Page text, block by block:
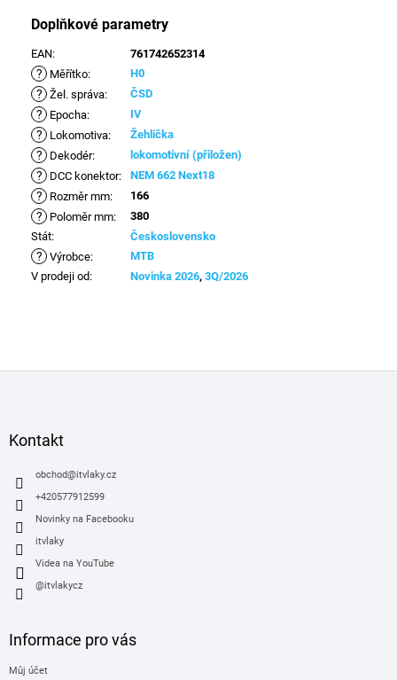
Doplňkové parametry
EAN: 761742652314
? Měřítko: H0
? Žel. správa: ČSD
? Epocha: IV
? Lokomotiva: Žehlička
? Dekodér: lokomotivní (přiložen)
? DCC konektor: NEM 662 Next18
? Rozměr mm: 166
? Poloměr mm:
380
Stát: Československo
? Výrobce:
MTB
V prodeji od: Novinka 2026, 3Q/2026
Kontakt
obchod@itvlaky.cz
+420577912599
Novinky na Facebooku
itvlaky
Videa na YouTube
@itvlakycz
Informace pro vás
Můj účet